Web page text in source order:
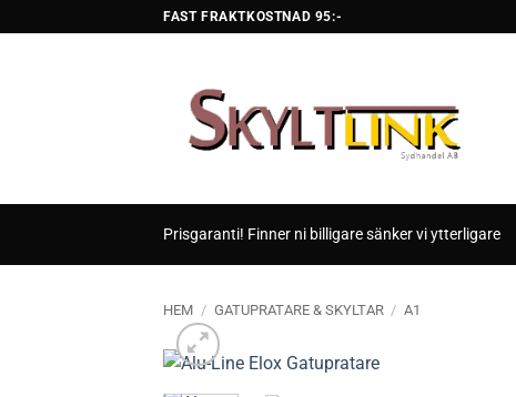
to
FAST FRAKTKOSTNAD 95:-
Prisgaranti! Finner ni billigare sänker vi ytterligare
HEM / GATUPRATARE & SKYLTAR / A1